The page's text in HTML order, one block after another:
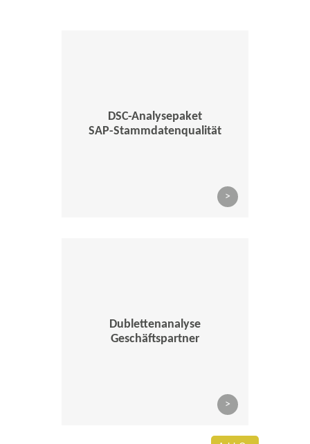
DSC-Analysepaket
SAP-Stammdatenqualität
>
Dublettenanalyse
Geschäftspartner
>